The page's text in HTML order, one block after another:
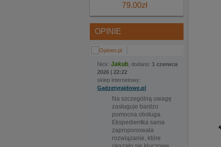
79.00zł
OPINIE
Nick: Jakub , dodano: 1 czerwca
2026 | 22:22
sklep internetowy:
Gadzetyrajdowe.pl
Na szczególną uwagę
zasługuje bardzo
pomocna obsługa.
Ekspedientka sama
zaproponowała
rozwiązanie, które